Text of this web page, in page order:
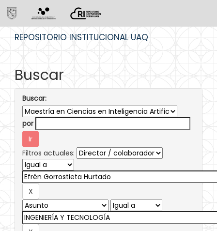
REPOSITORIO INSTITUCIONAL UAQ
Buscar
Buscar:
por
Filtros actuales: